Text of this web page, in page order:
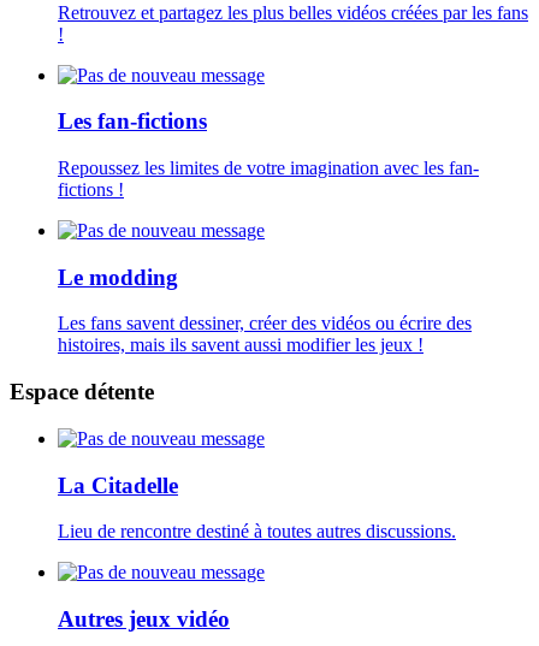
Retrouvez et partagez les plus belles vidéos créées par les fans
!
Les fan-fictions
Repoussez les limites de votre imagination avec les fan-
fictions !
Le modding
Les fans savent dessiner, créer des vidéos ou écrire des
histoires, mais ils savent aussi modifier les jeux !
Espace détente
La Citadelle
Lieu de rencontre destiné à toutes autres discussions.
Autres jeux vidéo